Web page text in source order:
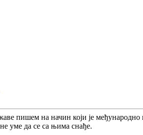
пишем на начин који је
уме да се са њима снађе.